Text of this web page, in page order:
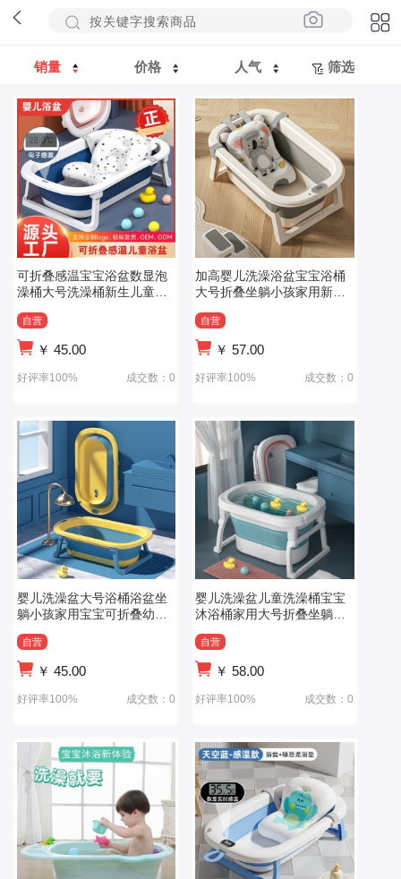
销量 价格 人气 筛选
可折叠感温宝宝浴盆数显泡
澡桶大号洗澡桶新生儿童用
自营
￥ 45.00
好评率100% 成交数：0
加高婴儿洗澡浴盆宝宝浴桶
大号折叠坐躺小孩家用新生
自营
￥57.00
好评率100% 成交数：0
婴儿洗澡盆大号浴桶浴盆坐
躺小孩家用宝宝可折叠幼儿
自营
￥ 45.00
好评率100% 成交数：0
婴儿洗澡盆儿童洗澡桶宝宝
沐浴桶家用大号折叠坐躺小
自营
￥58.00
好评率100% 成交数：0